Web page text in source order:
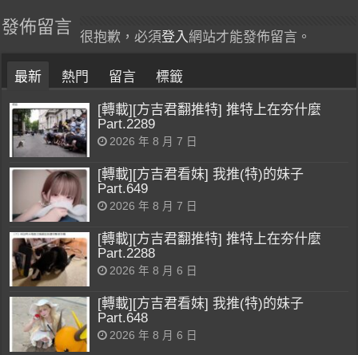
發佈留言
很抱歉，必須登入網站才能發佈留言。
最新 熱門 留言 標籤
[轉載][方吉君翻推特] 推特上在夯什麼
Part.2289
2026 年 8 月 7 日
[轉載][方吉君看妹] 我推(特)的妹子
Part.649
2026 年 8 月 7 日
[轉載][方吉君翻推特] 推特上在夯什麼
Part.2288
2026 年 8 月 6 日
[轉載][方吉君看妹] 我推(特)的妹子
Part.648
2026 年 8 月 6 日